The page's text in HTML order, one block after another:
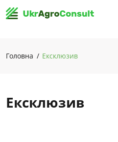
Головна Ексклюзив
Ексклюзив